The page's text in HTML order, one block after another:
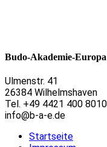
Budo-Akademie-Europa
Ulmenstr. 41
26384 Wilhelmshaven
Tel. +49 4421 400 8010
info@b-a-e.de
Startseite